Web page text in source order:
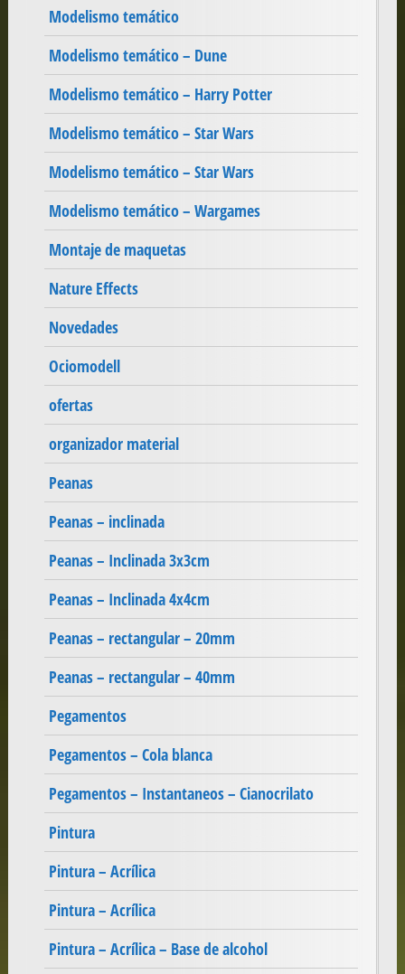
Modelismo temático
Modelismo temático – Dune
Modelismo temático – Harry Potter
Modelismo temático – Star Wars
Modelismo temático – Star Wars
Modelismo temático – Wargames
Montaje de maquetas
Nature Effects
Novedades
Ociomodell
ofertas
organizador material
Peanas
Peanas – inclinada
Peanas – Inclinada 3x3cm
Peanas – Inclinada 4x4cm
Peanas – rectangular – 20mm
Peanas – rectangular – 40mm
Pegamentos
Pegamentos – Cola blanca
Pegamentos – Instantaneos – Cianocrilato
Pintura
Pintura – Acrílica
Pintura – Acrílica
Pintura – Acrílica – Base de alcohol